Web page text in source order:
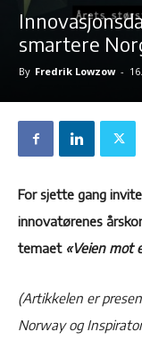
smartere
By Fredrik Lowzow -
For sjette gang
innovatørenes
temaet «Veien mot
(Artikkelen er
Norway og